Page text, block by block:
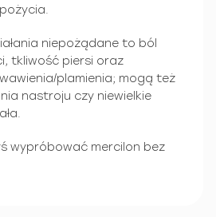
niepożądane to ból
tkliwość piersi oraz
plamienia; mogą też
nastroju czy niewielkie
wypróbować mercilon bez